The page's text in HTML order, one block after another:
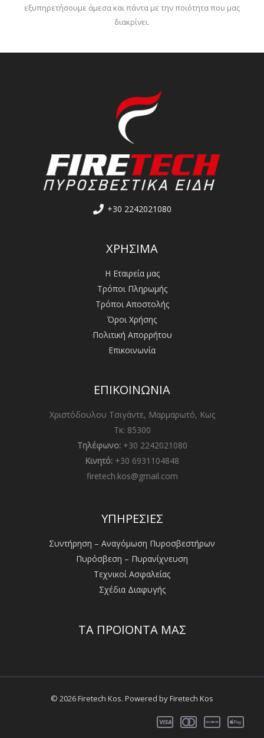
εξυπηρετήσουμε άμεσα και πάντα με την ποιότητα που μας
διακρίνει.
+30 2242021080
ΧΡΗΣΙΜΑ
Η Εταιρεία μας
Τρόποι Πληρωμής
Τρόποι Αποστολής
Όροι Χρήσης
Πολιτική Απορρήτου
Επικοινωνία
ΕΠΙΚΟΙΝΩΝΙΑ
Χριστόδουλου Τσιγάντε, Μαρμαρωτό, Κως
Τκ: 85300
Τηλέφωνο:+30 2242021080
Κινητό: +30 6931104848
firetech.kos@gmail.com
ΥΠΗΡΕΣΙΕΣ
Συντήρηση – Αναγόμωση Πυροσβεστήρων
Πυρόσβεση – Πυρανίχνευση
Τεχνικοί Ασφαλείας
Σχέδια Διαφυγής
ΤΑ ΠΡΟΪΟΝΤΑ ΜΑΣ
© 2026 Firetech Kos. Powered by Firetech Kos